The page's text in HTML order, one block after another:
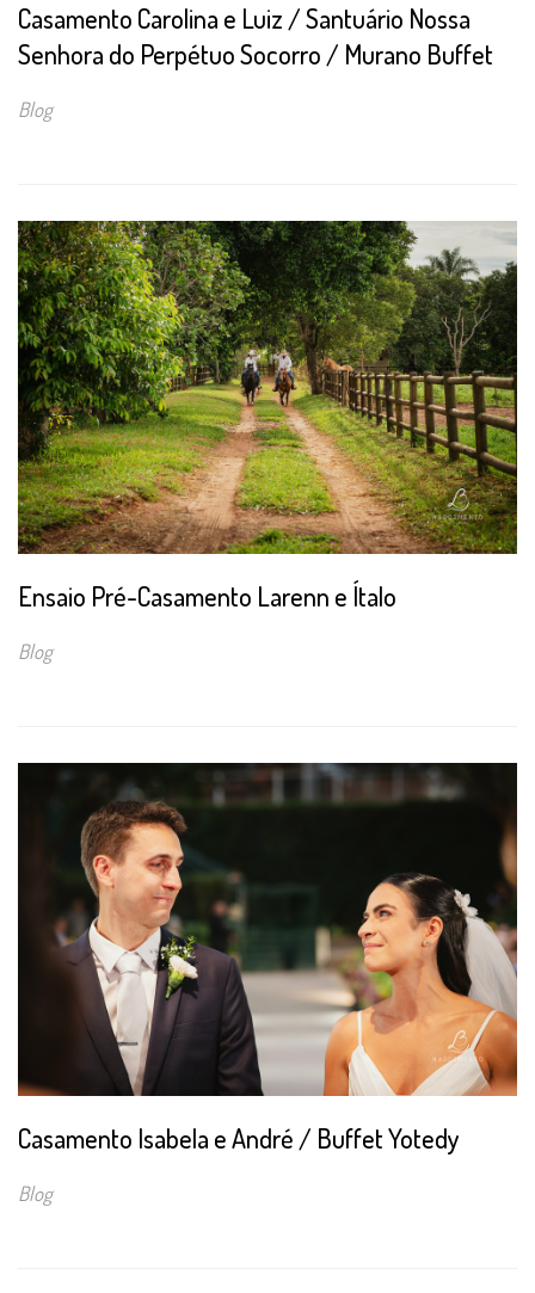
Casamento Carolina e Luiz / Santuário Nossa
Senhora do Perpétuo Socorro / Murano Buffet
Blog
Ensaio Pré-Casamento Larenn e Ítalo
Blog
Casamento Isabela e André / Buffet Yotedy
Blog